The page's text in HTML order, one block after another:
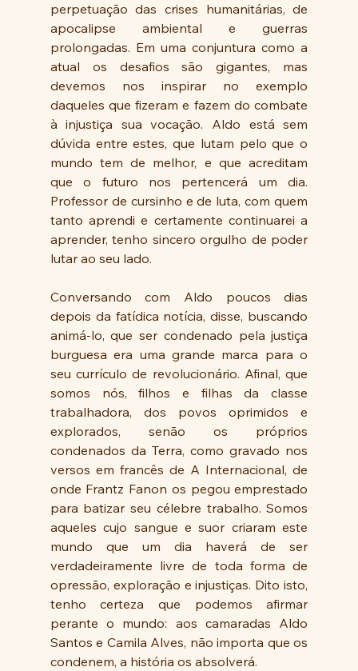
perpetuação das crises humanitárias, de
apocalipse ambiental e guerras
prolongadas. Em uma conjuntura como a
atual os desafios são gigantes, mas
devemos nos inspirar no exemplo
daqueles que fizeram e fazem do combate
à injustiça sua vocação. Aldo está sem
dúvida entre estes, que lutam pelo que o
mundo tem de melhor, e que acreditam
que o futuro nos pertencerá um dia.
Professor de cursinho e de luta, com quem
tanto aprendi e certamente continuarei a
aprender, tenho sincero orgulho de poder
lutar ao seu lado.
Conversando com Aldo poucos dias
depois da fatídica notícia, disse, buscando
animá-lo, que ser condenado pela justiça
burguesa era uma grande marca para o
seu currículo de revolucionário. Afinal, que
somos nós, filhos e filhas da classe
trabalhadora, dos povos oprimidos e
explorados, senão os próprios
condenados da Terra, como gravado nos
versos em francês de A Internacional, de
onde Frantz Fanon os pegou emprestado
para batizar seu célebre trabalho. Somos
aqueles cujo sangue e suor criaram este
mundo que um dia haverá de ser
verdadeiramente livre de toda forma de
opressão, exploração e injustiças. Dito isto,
tenho certeza que podemos afirmar
perante o mundo: aos camaradas Aldo
Santos e Camila Alves, não importa que os
condenem, a história os absolverá.